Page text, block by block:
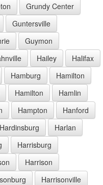
Grundy Center
Guntersville
Guymon
Hailey
Halifax
Hamburg
Hamilton
Hamilton
Hamlin
Hampton
Hanford
Hardinsburg
Harlan
Harrisburg
Harrison
Harrisonville